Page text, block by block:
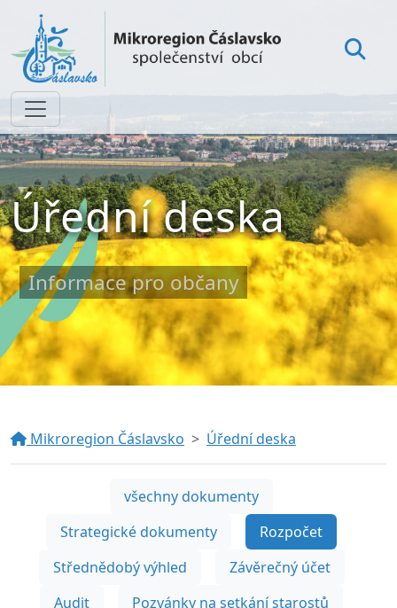
Úřední deska
Informace pro občany
Mikroregion Čáslavsko Úřední deska
všechny dokumenty
Strategické dokumenty
Rozpočet
Střednědobý výhled
Závěrečný účet
Audit
Pozvánky na setkání starostů